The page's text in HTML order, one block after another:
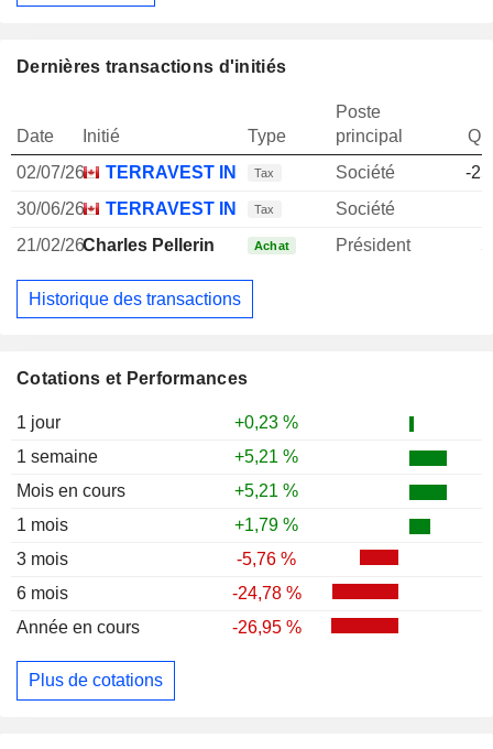
Cotations et Performances
1 jour
+0,23 %
1 semaine
+5,21 %
Mois en cours
+5,21 %
1 mois
+1,79 %
3 mois
-5,76 %
6 mois
-24,78 %
Année en cours
-26,95 %
Plus de cotations
Dernières transactions d'initiés
Date Initié Type
Poste
principal
02/07/26
TERRAVEST INDUSTRIES, INC.
Tax Société
-
30/06/26
TERRAVEST INDUSTRIES, INC.
Tax
Société
21/02/26Charles Pellerin Achat Président
Historique des transactions